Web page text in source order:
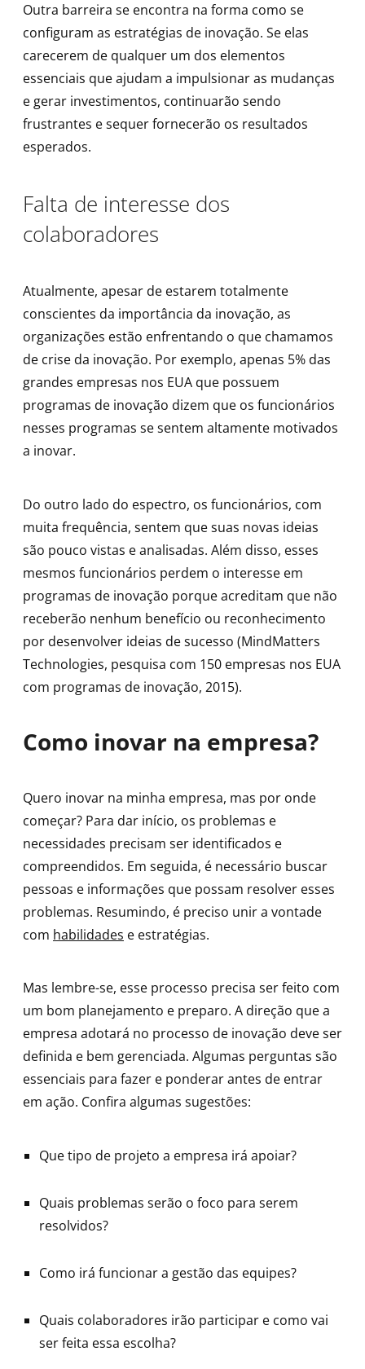
Outra barreira se encontra na forma como se
configuram as estratégias de inovação. Se elas
carecerem de qualquer um dos elementos
essenciais que ajudam a impulsionar as mudanças
e gerar investimentos, continuarão sendo
frustrantes e sequer fornecerão os resultados
esperados.
Falta de interesse dos
colaboradores
Atualmente, apesar de estarem totalmente
conscientes da importância da inovação, as
organizações estão enfrentando o que chamamos
de crise da inovação. Por exemplo, apenas 5% das
grandes empresas nos EUA que possuem
programas de inovação dizem que os funcionários
nesses programas se sentem altamente motivados
a inovar.
Do outro lado do espectro, os funcionários, com
muita frequência, sentem que suas novas ideias
são pouco vistas e analisadas. Além disso, esses
mesmos funcionários perdem o interesse em
programas de inovação porque acreditam que não
receberão nenhum benefício ou reconhecimento
por desenvolver ideias de sucesso (MindMatters
Technologies, pesquisa com 150 empresas nos EUA
com programas de inovação, 2015).
Como inovar na empresa?
Quero inovar na minha empresa, mas por onde
começar? Para dar início, os problemas e
necessidades precisam ser identificados e
compreendidos. Em seguida, é necessário buscar
pessoas e informações que possam resolver esses
problemas. Resumindo, é preciso unir a vontade
com habilidades e estratégias.
Mas lembre-se, esse processo precisa ser feito com
um bom planejamento e preparo. A direção que a
empresa adotará no processo de inovação deve ser
definida e bem gerenciada. Algumas perguntas são
essenciais para fazer e ponderar antes de entrar
em ação. Confira algumas sugestões:
Que tipo de projeto a empresa irá apoiar?
Quais problemas serão o foco para serem
resolvidos?
Como irá funcionar a gestão das equipes?
Quais colaboradores irão participar e como vai
ser feita essa escolha?